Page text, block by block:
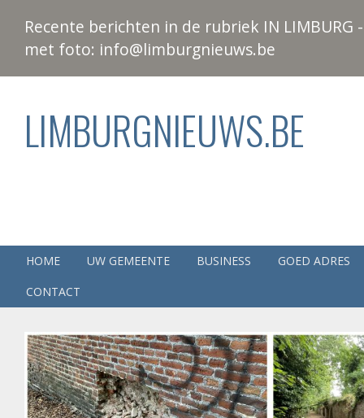
Recente berichten in de rubriek IN
met foto: info@limburgnieuws.be
LIMBURGNIEUWS.BE
HOME UW GEMEENTE BUSINESS
GOED ADRES
CONTACT